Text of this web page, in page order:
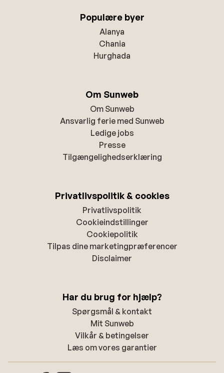
Populære byer
Alanya
Chania
Hurghada
Om Sunweb
Om Sunweb
Ansvarlig ferie med Sunweb
Ledige jobs
Presse
Tilgængelighedserklæring
Privatlivspolitik & cookies
Privatlivspolitik
Cookieindstillinger
Cookiepolitik
Tilpas dine marketingpræferencer
Disclaimer
Har du brug for hjælp?
Spørgsmål & kontakt
Mit Sunweb
Vilkår & betingelser
Læs om vores garantier